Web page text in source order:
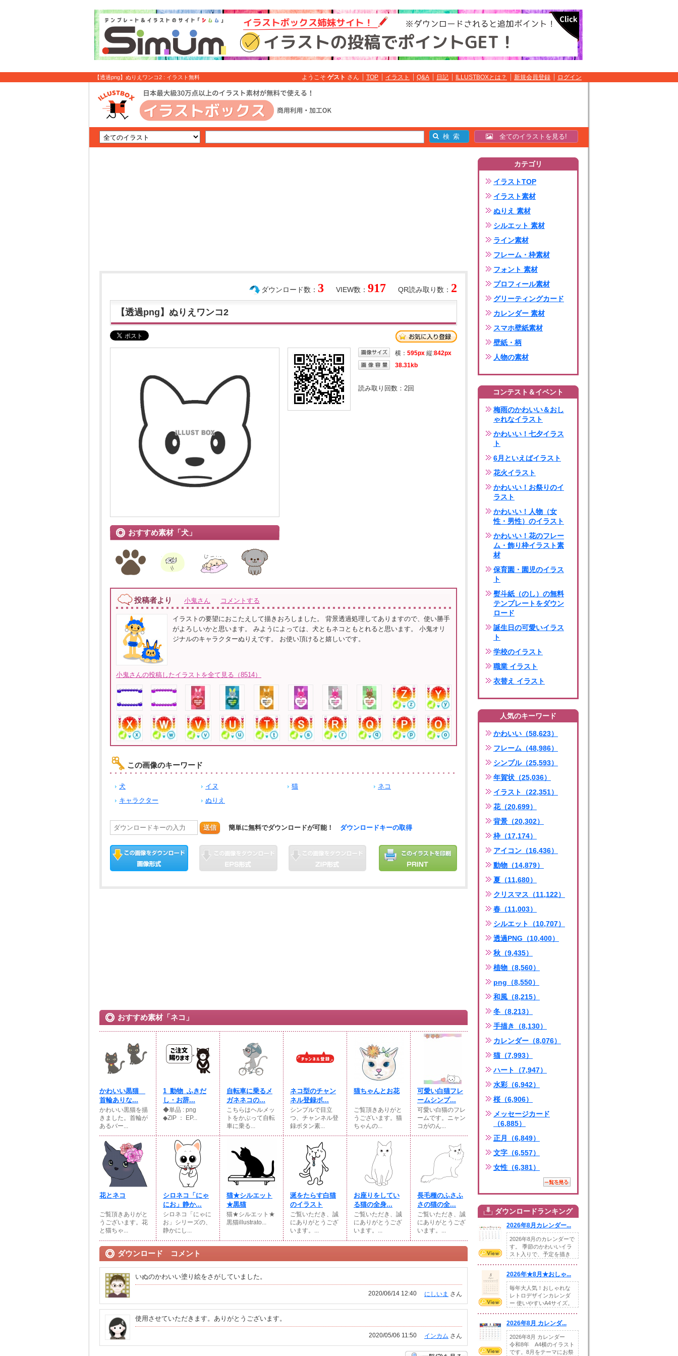
【透過png】ぬりえワンコ2 : イラスト無料 ようこそ ゲスト さん TOP イラスト Q&A 日記 ILLUSTBOXとは？ 新規会員登録 ログイン
全てのイラストを見る!
QR読み取り数： 2
VIEW数： 917
ダウンロード数： 3
【透過png】ぬりえワンコ2
おすすめ素材「犬」
横： 595px 縦:842px
38.31kb
読み取り回数： 2回
投稿者より 小鬼さん コメントする
イラストの要望におこたえして描きおろしました。 背景透過処理してありますので、使い勝手
がよろしいかと思います。 みようによっては、犬ともネコともとれると思います。 小鬼オリ
ジナルのキャラクターぬりえです。 お使い頂けると嬉しいです。
小鬼さんの投稿したイラストを全て見る（8514）
この画像のキーワード
犬 イヌ 猫
ネコ
キャラクター
ぬりえ
送信 簡単に無料でダウンロードが可能！ ダウンロードキーの取得
おすすめ素材「ネコ」
かわいい黒猫
首輪ありな...
かわいい黒猫を描
きました。首輪が
あるバー...
1_動物_ふきだ
し・お辞...
◆単品 : png
◆ZIP ： EP...
自転車に乗るメ
ガネネコの...
こちらはヘルメッ
トをかぶって自転
車に乗る...
ネコ型のチャン
ネル登録ボ...
シンプルで目立
つ、チャンネル登
録ボタン素...
猫ちゃんとお花
ご覧頂きありがと
うございます。猫
ちゃんの...
可愛い白猫フレ
ームシンプ...
可愛い白猫のフレ
ームです。ニャン
コがのん...
花とネコ
ご覧頂きありがと
うございます。花
と猫ちゃ...
シロネコ「にゃ
にお」静か...
シロネコ「にゃに
お」シリーズの、
静かにし...
猫★シルエット
★黒猫
猫★シルエット★
黒猫illustrato...
涎をたらす白猫
のイラスト
ご覧いただき、誠
にありがとうござ
います。...
お座りをしてい
る猫の全身...
ご覧いただき、誠
にありがとうござ
います。...
長毛種のふさふ
さの猫の全...
ご覧いただき、誠
にありがとうござ
います。...
ダウンロード コメント
いぬのかわいい塗り絵をさがしていました。
にしいま さん
2020/06/14 12:40
使用させていただきます。ありがとうございます。
インカム さん
2020/05/06 11:50
カテゴリ
イラストTOP
イラスト素材
ぬりえ 素材
シルエット 素材
ライン素材
フレーム・枠素材
フォント 素材
プロフィール素材
グリーティングカード
カレンダー 素材
スマホ壁紙素材
壁紙・柄
人物の素材
コンテスト＆イベント
梅雨のかわいい＆おし
ゃれなイラスト
かわいい！七夕イラス
ト
6月といえばイラスト
花火イラスト
かわいい！お祭りのイ
ラスト
かわいい！人物（女
性・男性）のイラスト
かわいい！花のフレー
ム・飾り枠イラスト素
材
保育園・園児のイラス
ト
熨斗紙（のし）の無料
テンプレートをダウン
ロード
誕生日の可愛いイラス
ト
学校のイラスト
職業 イラスト
衣替え イラスト
人気のキーワード
かわいい（58,623）
フレーム（48,986）
シンプル（25,593）
年賀状（25,036）
イラスト（22,351）
花（20,699）
背景（20,302）
枠（17,174）
アイコン（16,436）
動物（14,879）
夏（11,680）
クリスマス（11,122）
春（11,003）
シルエット（10,707）
透過PNG（10,400）
秋（9,435）
植物（8,560）
png（8,550）
和風（8,215）
冬（8,213）
手描き（8,130）
カレンダー（8,076）
猫（7,993）
ハート（7,947）
水彩（6,942）
桜（6,906）
メッセージカード
（6,885）
正月（6,849）
文字（6,557）
女性（6,381）
ダウンロードランキング
2026年8月カレンダー...
2026年8月のカレンダーで
す。 季節のかわいいイラ
スト入りで、予定を描き
2026年★8月★おしゃ...
毎年大人気！おしゃれな
レトロデザインカレンダ
ー 使いやすいA4サイズ。
2026年8月 カレンダ...
2026年8月 カレンダー
令和8年 A4横のイラスト
です。8月をテーマにお祭